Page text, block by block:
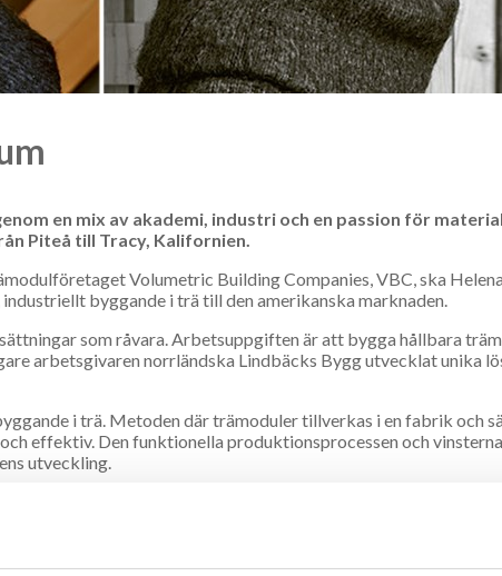
en mix av akademi, industri och en passion för
Piteå till Tracy, Kalifornien.
Volumetric Building Compa­nies, VBC, ska
byggande i trä till den amerikanska marknaden.
som råvara. Ar­betsuppgiften är att bygga hållbara
arbetsgivaren norrländska Lindbäcks Bygg utvecklat unika
i trä. Metoden där trämoduler tillverkas i en fabrik och
effektiv. Den funktionella produktionsprocessen och
utveckling.
runt år 2000, fördes en kamp i mot­vind. Beställare,
moduler på en plats och bygga på en annan. Men i dag
ledtider och skogliga resurser orden för dagen. Plötsligt